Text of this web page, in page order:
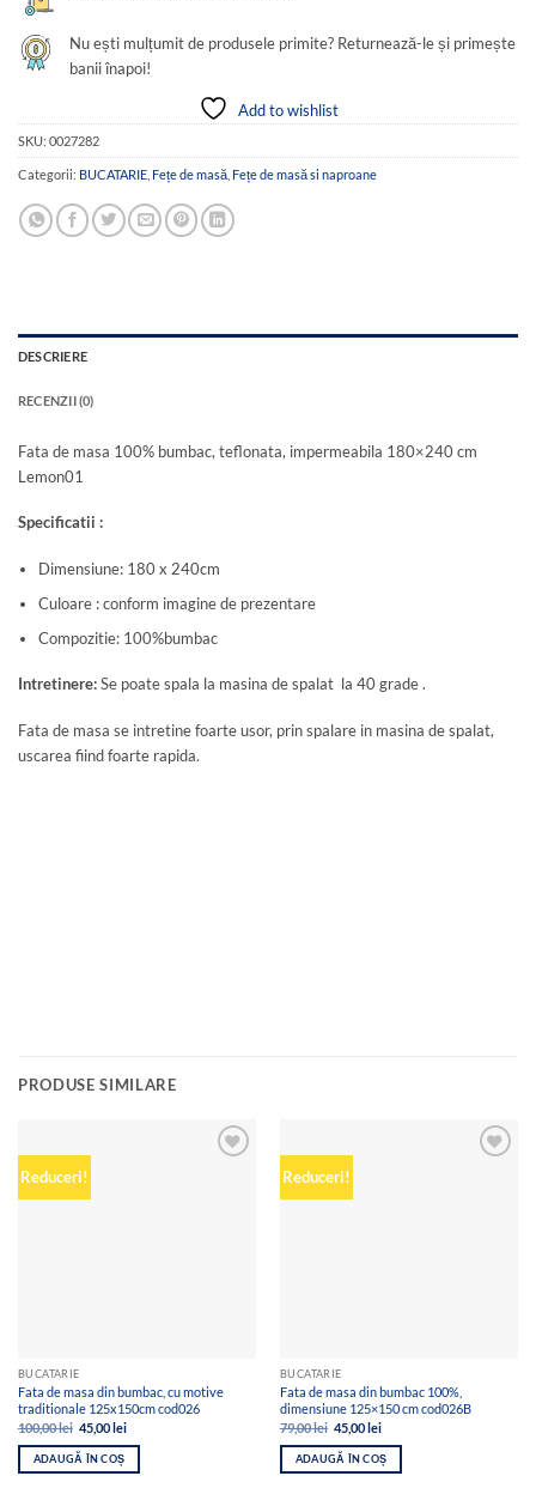
Nu ești mulțumit de produsele primite? Returnează-le și primește
banii înapoi!
Add to wishlist
SKU: 0027282
Categorii: BUCATARIE Fețe de masă Fețe de masă si naproane
DESCRIERE
RECENZII (0)
Fata de masa 100% bumbac, teflonata, impermeabila 180×240 cm
Lemon01
Specificatii :
Dimensiune: 180 x 240cm
Culoare : conform imagine de prezentare
Compozitie: 100%bumbac
Intretinere:Se poate spala la masina de spalat la 40 grade .
Fata de masa se intretine foarte usor, prin spalare in masina de spalat,
uscarea fiind foarte rapida.
PRODUSE SIMILARE
Reduceri!
BUCATARIE
Fata de masa din bumbac, cu motive
traditionale 125x150cm cod026
100,00lei Prețul
inițial
a
fost:
100,00 lei.
45,00leiPrețul
este:
ADAUGĂ ÎN COȘ
Reduceri!
BUCATARIE
Fata de masa din bumbac 100%,
dimensiune 125×150 cm cod026B
79,00lei Prețul
inițial
a
fost:
79,00 lei.
45,00leiPrețul
este:
45,00 lei.
ADAUGĂ ÎN COȘ